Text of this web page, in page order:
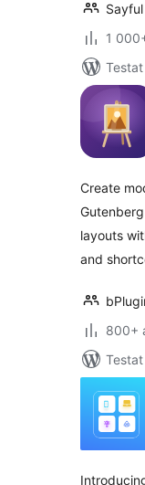
1
Create
layouts
and
800+